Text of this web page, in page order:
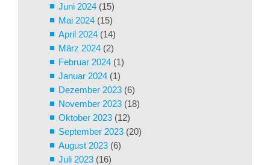
Juni 2024 (15)
Mai 2024 (15)
April 2024 (14)
März 2024 (2)
Februar 2024 (1)
Januar 2024 (1)
Dezember 2023 (6)
November 2023 (18)
Oktober 2023 (12)
September 2023 (20)
August 2023 (6)
Juli 2023 (16)